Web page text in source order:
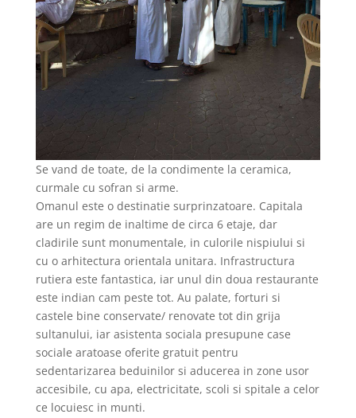
Se vand de toate, de la condimente la ceramica,
curmale cu sofran si arme.
Omanul este o destinatie surprinzatoare. Capitala
are un regim de inaltime de circa 6 etaje, dar
cladirile sunt monumentale, in culorile nispiului si
cu o arhitectura orientala unitara. Infrastructura
rutiera este fantastica, iar unul din doua restaurante
este indian cam peste tot. Au palate, forturi si
castele bine conservate/ renovate tot din grija
sultanului, iar asistenta sociala presupune case
sociale aratoase oferite gratuit pentru
sedentarizarea beduinilor si aducerea in zone usor
accesibile, cu apa, electricitate, scoli si spitale a celor
ce locuiesc in munti.